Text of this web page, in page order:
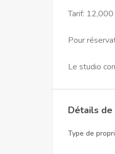
Tarif: 12,000
Pour
Le studio
Détails
Type de